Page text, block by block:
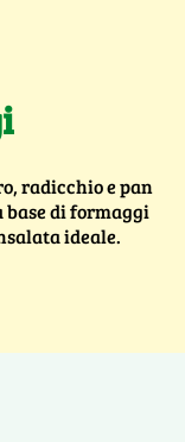
radicchio e pan
di formaggi
ideale.